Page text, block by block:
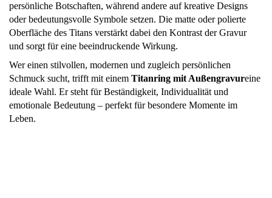
persönliche Botschaften, während andere auf kreative Designs
oder bedeutungsvolle Symbole setzen. Die matte oder polierte
Oberfläche des Titans verstärkt dabei den Kontrast der Gravur
und sorgt für eine beeindruckende Wirkung.
Wer einen stilvollen, modernen und zugleich persönlichen
Schmuck sucht, trifft mit einem Titanring mit Außengravureine
ideale Wahl. Er steht für Beständigkeit, Individualität und
emotionale Bedeutung – perfekt für besondere Momente im
Leben.